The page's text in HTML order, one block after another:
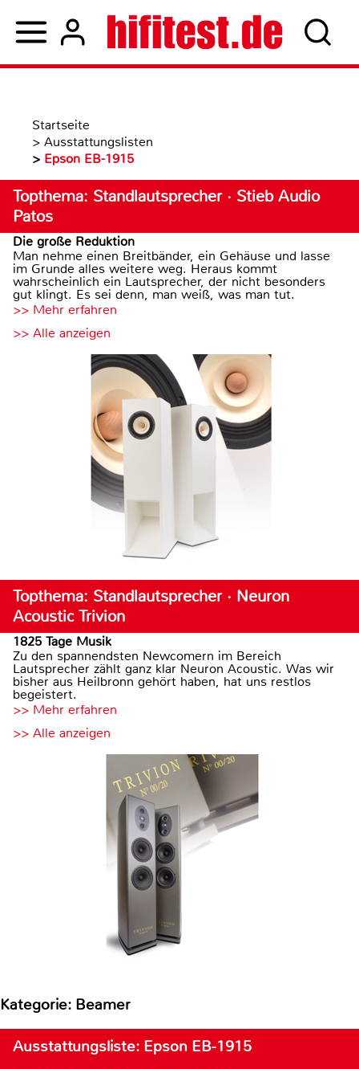
Startseite
> Ausstattungslisten
> Epson EB-1915
Topthema: Standlautsprecher · Stieb Audio
Patos
Die große Reduktion
Man nehme einen Breitbänder, ein Gehäuse und lasse
im Grunde alles weitere weg. Heraus kommt
wahrscheinlich ein Lautsprecher, der nicht besonders
gut klingt. Es sei denn, man weiß, was man tut.
>> Mehr erfahren
>> Alle anzeigen
Topthema: Standlautsprecher · Neuron
Acoustic Trivion
1825 Tage Musik
Zu den spannendsten Newcomern im Bereich
Lautsprecher zählt ganz klar Neuron Acoustic. Was wir
bisher aus Heilbronn gehört haben, hat uns restlos
begeistert.
>> Mehr erfahren
>> Alle anzeigen
Kategorie: Beamer
Ausstattungsliste: Epson EB-1915